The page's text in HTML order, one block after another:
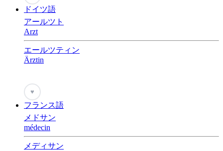
ドイツ語
アールツト
Arzt
エールツティン
Ärztin
♥
フランス語
メドサン
médecin
メディサン